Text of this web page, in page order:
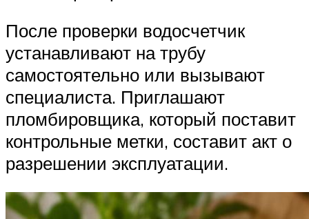
После проверки водосчетчик
устанавливают на трубу
самостоятельно или вызывают
специалиста. Приглашают
пломбировщика, который поставит
контрольные метки, составит акт о
разрешении эксплуатации.